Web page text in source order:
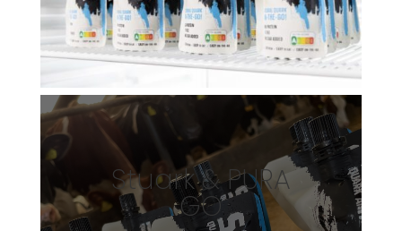
Stuark & PURA
GO